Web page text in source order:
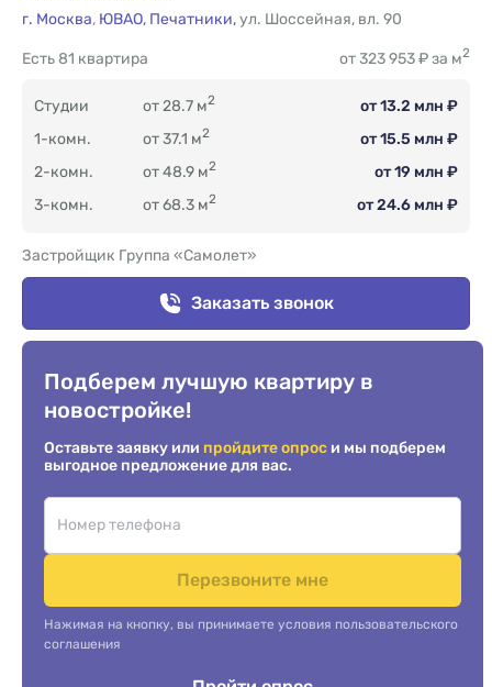
г. Москва, ЮВАО, Печатники,ул. Шоссейная, вл. 90
81 квартира
Есть от 323 953 ₽ за м2
Студии от 28.7 м2
от 13.2 млн ₽
1-комн.
от 37.1 м2
от 15.5 млн ₽
2-комн.
от 48.9 м2
от 19 млн ₽
3-комн.
от 68.3 м2 от 24.6 млн ₽
Застройщик Группа «Самолет»
Заказать звонок
Подберем лучшую квартиру в
новостройке!
Оставьте заявку или пройдите опрос и мы подберем
выгодное предложение для вас.
Перезвоните мне
Нажимая на кнопку, вы принимаете условия пользовательского
соглашения